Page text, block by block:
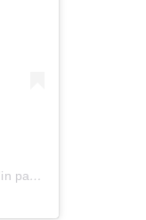
Ayşe ALKAN /ANTALYA (@birkaselezzet)'in paylaştığı bir gönderi